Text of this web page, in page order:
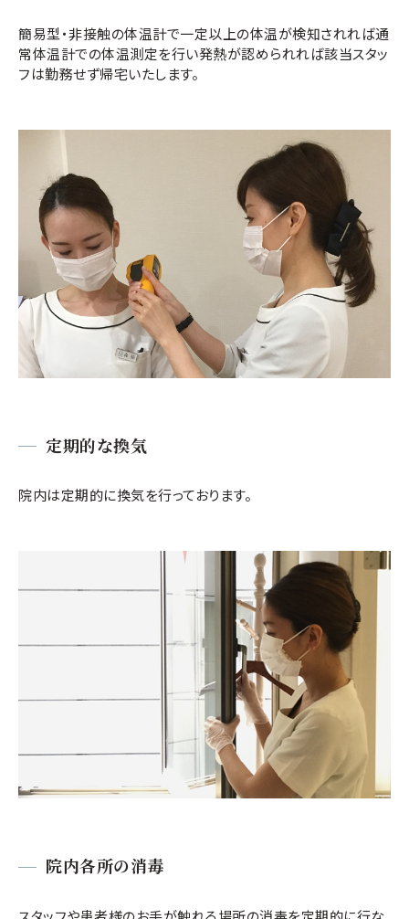
簡易型・非接触の体温計で一定以上の体温が検知されれば通
常体温計での体温測定を行い発熱が認められれば該当スタッ
フは勤務せず帰宅いたします。
定期的な換気
院内は定期的に換気を行っております。
院内各所の消毒